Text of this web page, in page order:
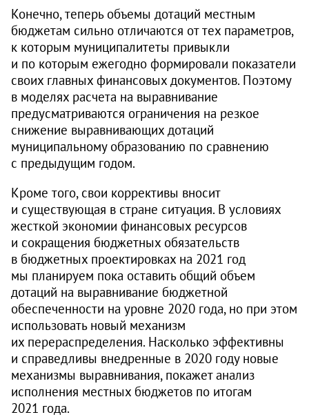
Конечно, теперь объемы дотаций местным
бюджетам сильно отличаются от тех параметров,
к которым муниципалитеты привыкли
и по которым ежегодно формировали показатели
своих главных финансовых документов. Поэтому
в моделях расчета на выравнивание
предусматриваются ограничения на резкое
снижение выравнивающих дотаций
муниципальному образованию по сравнению
с предыдущим годом.
Кроме того, свои коррективы вносит
и существующая в стране ситуация. В условиях
жесткой экономии финансовых ресурсов
и сокращения бюджетных обязательств
в бюджетных проектировках на 2021 год
мы планируем пока оставить общий объем
дотаций на выравнивание бюджетной
обеспеченности на уровне 2020 года, но при этом
использовать новый механизм
их перераспределения. Насколько эффективны
и справедливы внедренные в 2020 году новые
механизмы выравнивания, покажет анализ
исполнения местных бюджетов по итогам
2021 года.